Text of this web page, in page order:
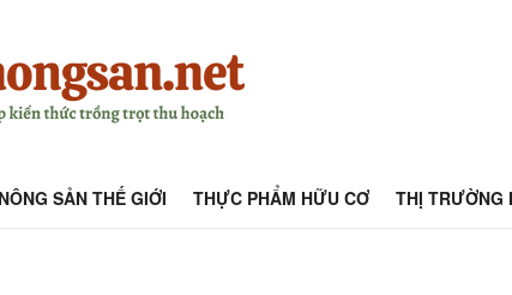
NÔNG SẢN THẾ GIỚI THỰC PHẨM HỮU CƠ THỊ TRƯỜNG